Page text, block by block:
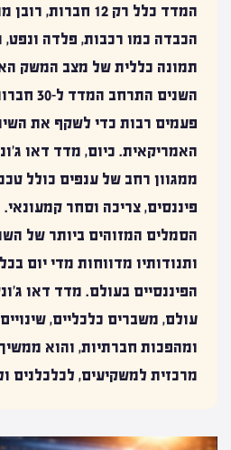
המדד כלל רק 12
הכבדה כמו רכבות, פלדה ונפט,
תמונה כללית של מצב המשק
השנים
פעמים רבות כדי לשקף את
האמריקאית. כיום, מדד דאו
ממגוון רחב של ענפים כולל
פיננסים, צריכה וסחר
הסמלים המזוהים ביותר של
ותנודותיו מדווחות מדי יום
הפיננסיים בעולם. מדד דאו
עולם, משברים כלכליים, שינויים
ומהפכות חברתיות, והוא
מרכזית למשקיעים, לכלכלנים